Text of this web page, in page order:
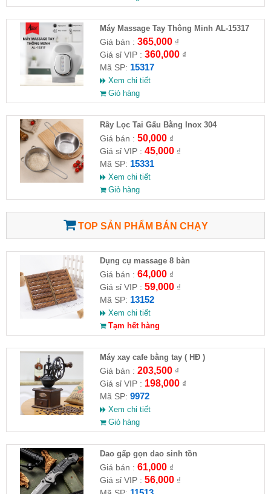
Máy Massage Tay Thông Minh AL-15317
Giá bán : 365,000₫
Giá sỉ VIP : 360,000₫
Mã SP: 15317
Xem chi tiết
Giỏ hàng
Rây Lọc Tai Gấu Bằng Inox 304
Giá bán : 50,000₫
Giá sỉ VIP : 45,000₫
Mã SP: 15331
Xem chi tiết
Giỏ hàng
TOP SẢN PHẨM BÁN CHẠY
Dụng cụ massage 8 bàn
Giá bán : 64,000₫
Giá sỉ VIP : 59,000₫
Mã SP: 13152
Xem chi tiết
Tạm hết hàng
Máy xay cafe bằng tay ( HĐ )
Giá bán : 203,500₫
Giá sỉ VIP : 198,000₫
Mã SP: 9972
Xem chi tiết
Giỏ hàng
Dao gấp gọn dao sinh tồn
Giá bán : 61,000₫
Giá sỉ VIP : 56,000₫